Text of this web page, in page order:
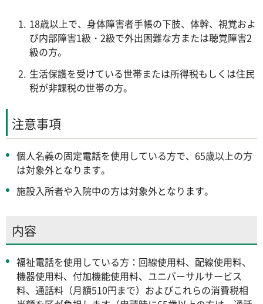
18歳以上で、身体障害者手帳の下肢、体幹、視覚およ
び内部障害1級・2級で外出困難な方または聴覚障害2
級の方。
生活保護を受けている世帯または所得税もしくは住民
税が非課税の世帯の方。
注意事項
個人名義の固定電話を使用している方で、65歳以上の方
は対象外となります。
施設入所者や入院中の方は対象外となります。
内容
福祉電話を使用している方：回線使用料、配線使用料、
機器使用料、付加機能使用料、ユニバーサルサービス
料、通話料（月額510円まで）およびこれらの消費税相